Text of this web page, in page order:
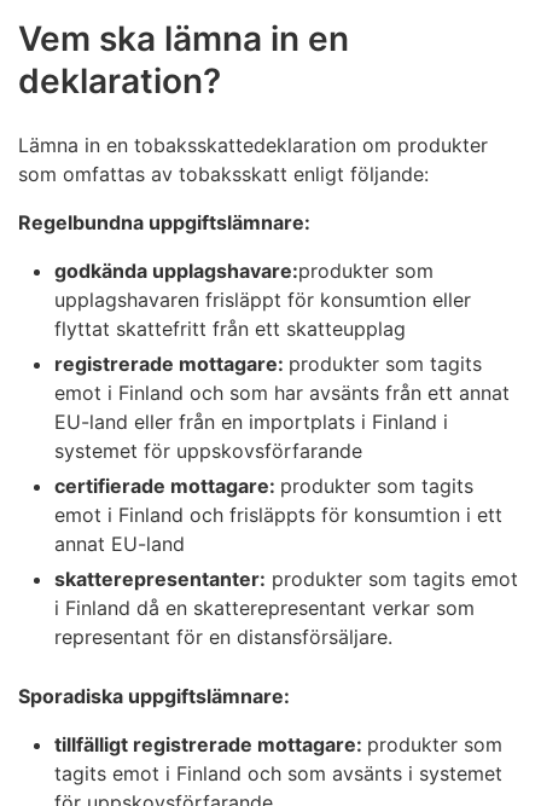
Vem ska lämna in en
deklaration?
Lämna in en tobaksskattedeklaration om produkter
som omfattas av tobaksskatt enligt följande:
Regelbundna uppgiftslämnare:
godkända upplagshavare:produkter som
upplagshavaren frisläppt för konsumtion eller
flyttat skattefritt från ett skatteupplag
registrerade mottagare: produkter som tagits
emot i Finland och som har avsänts från ett annat
EU-land eller från en importplats i Finland i
systemet för uppskovsförfarande
certifierade mottagare: produkter som tagits
emot i Finland och frisläppts för konsumtion i ett
annat EU-land
skatterepresentanter: produkter som tagits emot
i Finland då en skatterepresentant verkar som
representant för en distansförsäljare.
Sporadiska uppgiftslämnare:
tillfälligt registrerade mottagare: produkter som
tagits emot i Finland och som avsänts i systemet